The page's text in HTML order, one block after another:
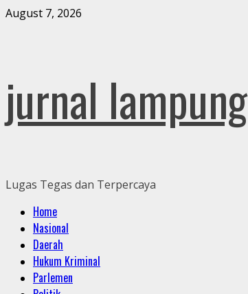
Skip
August 7, 2026
jurnal lampung
Lugas Tegas dan Terpercaya
Primary
Menu
Home
Nasional
Daerah
Hukum Kriminal
Parlemen